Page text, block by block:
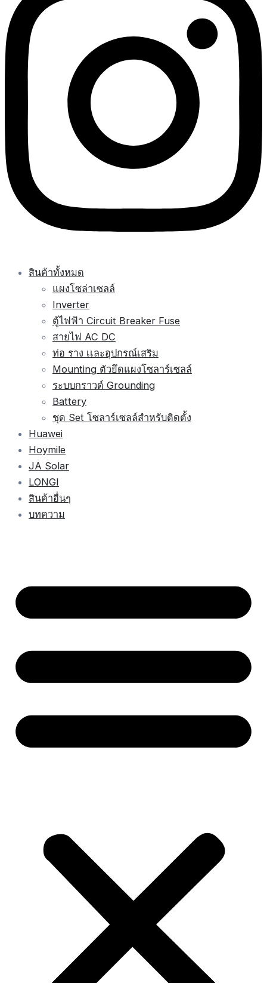
สินค้าทั้งหมด
แผงโซล่าเซลล์
Inverter
ตู้ไฟฟ้า Circuit Breaker Fuse
สายไฟ AC DC
ท่อ ราง เเละอุปกรณ์เสริม
Mounting ตัวยึดแผงโซลาร์เซลล์
ระบบกราวด์ Grounding
Battery
ชุด Set โซลาร์เซลล์สำหรับติดตั้ง
Huawei
Hoymile
JA Solar
LONGI
สินค้าอื่นๆ
บทความ